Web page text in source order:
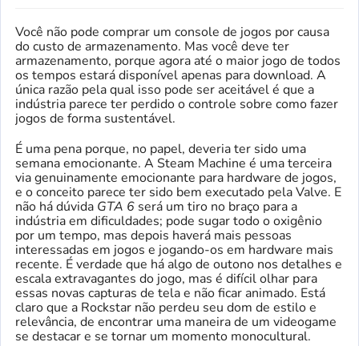
Você não pode comprar um console de jogos por causa
do custo de armazenamento. Mas você deve ter
armazenamento, porque agora até o maior jogo de todos
os tempos estará disponível apenas para download. A
única razão pela qual isso pode ser aceitável é que a
indústria parece ter perdido o controle sobre como fazer
jogos de forma sustentável.
É uma pena porque, no papel, deveria ter sido uma
semana emocionante. A Steam Machine é uma terceira
via genuinamente emocionante para hardware de jogos,
e o conceito parece ter sido bem executado pela Valve. E
não há dúvida GTA 6 será um tiro no braço para a
indústria em dificuldades; pode sugar todo o oxigênio
por um tempo, mas depois haverá mais pessoas
interessadas em jogos e jogando-os em hardware mais
recente. É verdade que há algo de outono nos detalhes e
escala extravagantes do jogo, mas é difícil olhar para
essas novas capturas de tela e não ficar animado. Está
claro que a Rockstar não perdeu seu dom de estilo e
relevância, de encontrar uma maneira de um videogame
se destacar e se tornar um momento monocultural.